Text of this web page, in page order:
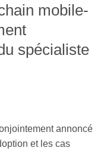
mobile-
spécialiste
annoncé
et les cas